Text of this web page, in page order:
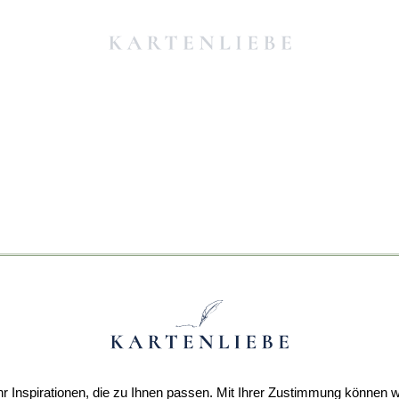
Inspirationen, die zu Ihnen passen. Mit Ihrer Zustimmung können